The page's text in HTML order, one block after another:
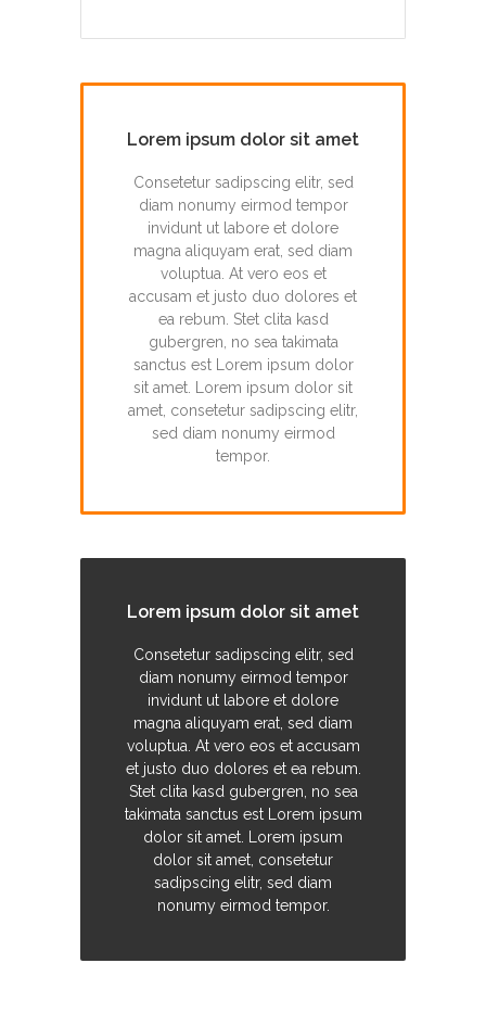
Lorem ipsum dolor sit amet
Consetetur sadipscing elitr, sed
diam nonumy eirmod tempor
invidunt ut labore et dolore
magna aliquyam erat, sed diam
voluptua. At vero eos et
accusam et justo duo dolores et
ea rebum. Stet clita kasd
gubergren, no sea takimata
sanctus est Lorem ipsum dolor
sit amet. Lorem ipsum dolor sit
amet, consetetur sadipscing elitr,
sed diam nonumy eirmod
tempor.
Lorem ipsum dolor sit amet
Consetetur sadipscing elitr, sed
diam nonumy eirmod tempor
invidunt ut labore et dolore
magna aliquyam erat, sed diam
voluptua. At vero eos et accusam
et justo duo dolores et ea rebum.
Stet clita kasd gubergren, no sea
takimata sanctus est Lorem ipsum
dolor sit amet. Lorem ipsum
dolor sit amet, consetetur
sadipscing elitr, sed diam
nonumy eirmod tempor.